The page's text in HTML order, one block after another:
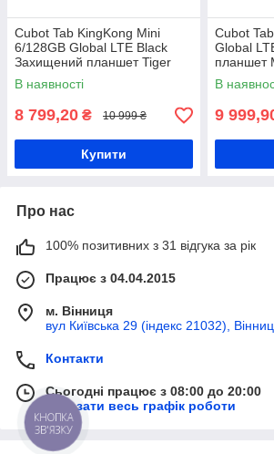
Cubot Tab KingKong Mini
6/128GB Global LTE Black
Захищений планшет Tiger
T615 10200 мАг
В наявності
8 799,20 ₴ 10 999 ₴
Купити
Cubot
Global
планшет
10600 мАг
В
9
Про нас
100% позитивних з 31 відгука за рік
Працює з 04.04.2015
м. Вінниця
вул Київська 29 (індекс 21032),
Контакти
Сьогодні працює з 08:00 до 20:00
Показати весь графік роботи
КНОПКА
ЗВ'ЯЗКУ